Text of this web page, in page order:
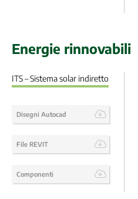
Energie rinnovabili
ITS – Sistema solar indiretto
Disegni Autocad
File REVIT
Componenti